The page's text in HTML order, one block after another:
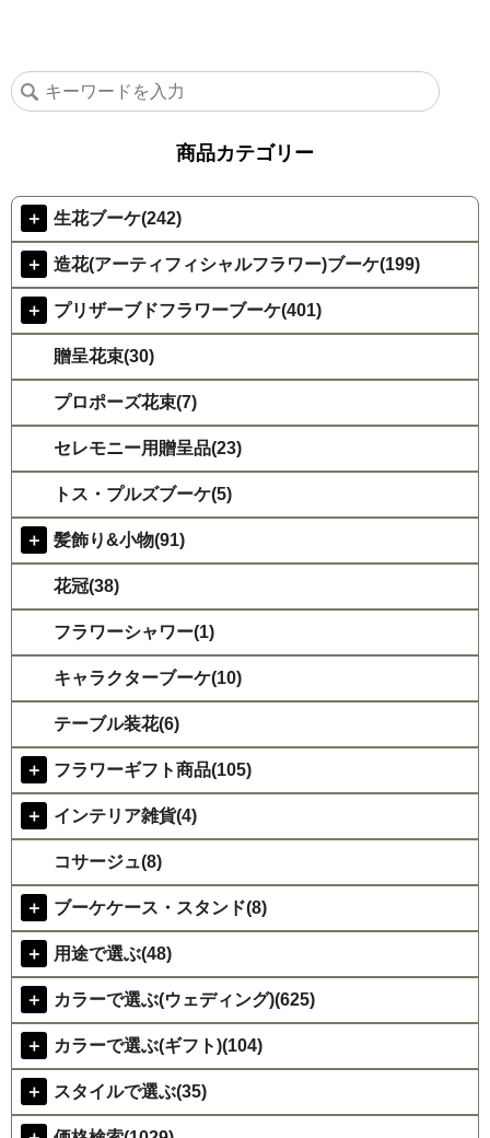
商品カテゴリー
＋ 生花ブーケ(242)
＋ 造花(アーティフィシャルフラワー)ブーケ(199)
＋ プリザーブドフラワーブーケ(401)
贈呈花束(30)
プロポーズ花束(7)
セレモニー用贈呈品(23)
トス・プルズブーケ(5)
＋ 髪飾り&小物(91)
花冠(38)
フラワーシャワー(1)
キャラクターブーケ(10)
テーブル装花(6)
＋ フラワーギフト商品(105)
＋ インテリア雑貨(4)
コサージュ(8)
＋ ブーケケース・スタンド(8)
＋ 用途で選ぶ(48)
＋ カラーで選ぶ(ウェディング)(625)
＋ カラーで選ぶ(ギフト)(104)
＋ スタイルで選ぶ(35)